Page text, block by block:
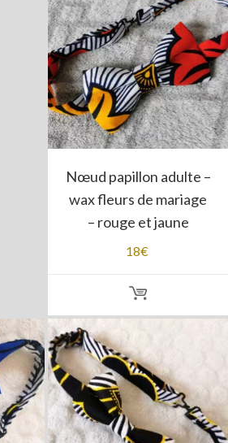
Nœud papillon adulte –
wax fleurs de mariage
– rouge et jaune
18€